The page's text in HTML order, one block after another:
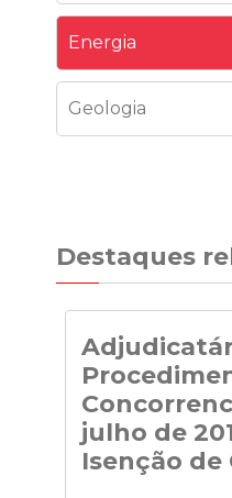
Energia
Geologia
Destaques
julho de
Isenção de